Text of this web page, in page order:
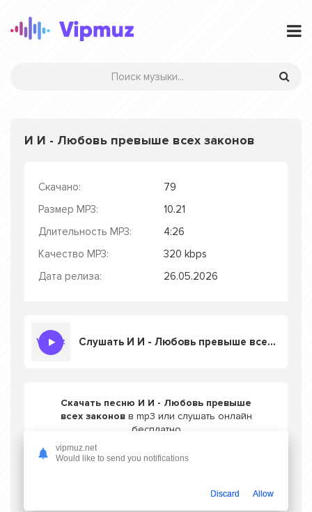
И И - Любовь превыше всех законов
Скачано:
79
Размер MP3:
10.21
Длительность MP3:
4:26
Качество MP3:
320 kbps
Дата релиза:
26.05.2026
Слушать И И - Любовь превыше всех законов
Скачать песню И И - Любовь превыше
всех законовв mp3 или слушать онлайн
бесплатно
vipmuz.net
Would like to send you notifications
Discard Allow